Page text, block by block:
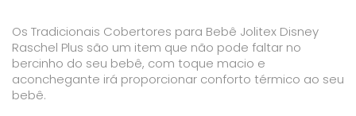
Os Tradicionais Cobertores para Bebê Jolitex Disney
Raschel Plus são um item que não pode faltar no
bercinho do seu bebê, com toque macio e
aconchegante irá proporcionar conforto térmico ao seu
bebê.